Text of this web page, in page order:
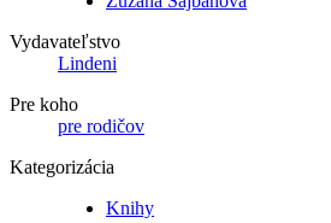
Vydavateľstvo
Lindeni
Pre koho
pre rodičov
Kategorizácia
Knihy